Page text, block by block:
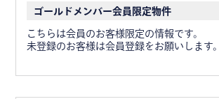
ゴールドメンバー会員限定物件
こちらは会員のお客様限定の情報です。
未登録のお客様は会員登録をお願いします。